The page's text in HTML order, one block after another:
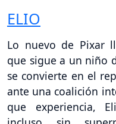
ELIO
Lo nuevo de Pixar
que sigue a un niño
se convierte en el
ante una coalición
que experiencia,